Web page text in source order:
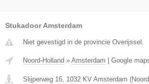
Stukadoor Amsterdam
Niet gevestigd in de provincie Overijssel.
Noord-Holland » Amsterdam | Google
Slijperweg 16 1032 KV Amsterdam (